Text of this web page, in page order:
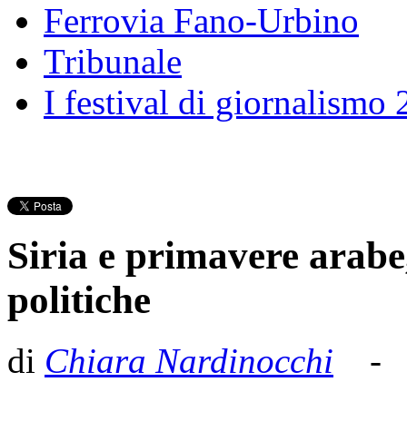
Ferrovia Fano-Urbino
Tribunale
I festival di giornalismo
Siria e primavere
politiche
di Chiara Nardinocchi -